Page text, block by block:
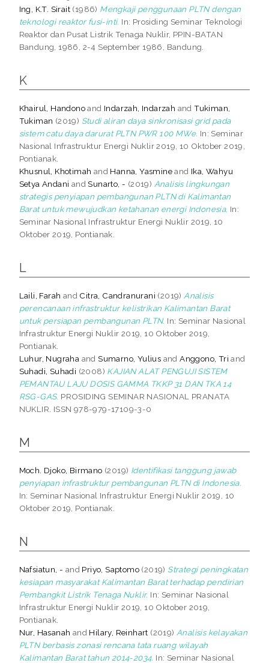
Ing, K.T. Sirait (1986) Mengkaji penggunaan PLTN dengan
teknologi reaktor fusi-inti. In: Prosiding Seminar Teknologi
Reaktor dan Pusat Listrik Tenaga Nuklir, PPIN-BATAN
Bandung, 1986, 2-4 September 1986, Bandung.
K
Khairul, Handonoand Indarzah, Indarzah andTukiman,
Tukiman (2019) Studi aliran daya sinkronisasi grid pada
sistem catu daya darurat PLTN PWR 100 MWe. In: Seminar
Nasional Infrastruktur Energi Nuklir 2019, 10 Oktober 2019,
Pontianak.
Khusnul, Khotimah and Hanna, Yasmineand Ika, Wahyu
Setya Andani andSunarto, - (2019) Analisis lingkungan
strategis penyiapan pembangunan PLTN di Kalimantan
Barat untuk mewujudkan ketahanan energi Indonesia. In:
Seminar Nasional Infrastruktur Energi Nuklir 2019, 10
Oktober 2019, Pontianak.
L
Laili, Farah and Citra, Candranurani (2019) Analisis
perencanaan infrastruktur kelistrikan Kalimantan Barat
untuk persiapan pembangunan PLTN. In: Seminar Nasional
Infrastruktur Energi Nuklir 2019, 10 Oktober 2019,
Pontianak.
Luhur, Nugraha andSumarno, Yulius andAnggono, Tri and
Suhadi, Suhadi (2008) KAJIAN ALAT PENGUJI SISTEM
PEMANTAU LAJU DOSIS GAMMA TKKP 31 DAN TKA 14
RSG-GAS. PROSIDING SEMINAR NASIONAL PRANATA
NUKLIR. ISSN 978-979-17109-3-0
M
Moch. Djoko, Birmano (2019) Identifikasi tanggung jawab
penyiapan infrastruktur pembangunan PLTN di Indonesia.
In: Seminar Nasional Infrastruktur Energi Nuklir 2019, 10
Oktober 2019, Pontianak.
N
Nafsiatun, - and Priyo, Saptomo (2019) Strategi peningkatan
kesiapan masyarakat Kalimantan Barat terhadap pendirian
Pembangkit Listrik Tenaga Nuklir. In: Seminar Nasional
Infrastruktur Energi Nuklir 2019, 10 Oktober 2019,
Pontianak.
Nur, Hasanah and Hilary, Reinhart (2019) Analisis kelayakan
PLTN berbasis zonasi rencana tata ruang wilayah
Kalimantan Barat tahun 2014-2034. In: Seminar Nasional